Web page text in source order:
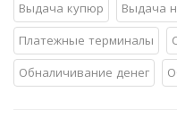
Выдача купюр Выдача
Платежные терминалы
Обналичивание денег